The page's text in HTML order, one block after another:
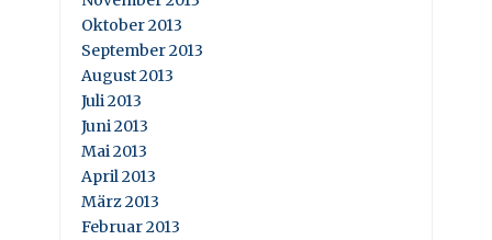
Oktober 2013
September 2013
August 2013
Juli 2013
Juni 2013
Mai 2013
April 2013
März 2013
Februar 2013